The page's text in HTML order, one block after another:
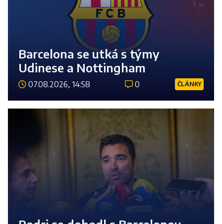
Barcelona se utká s týmy
Udinese a Nottingham
07.08.2026, 14:58 0 ČLÁNKY